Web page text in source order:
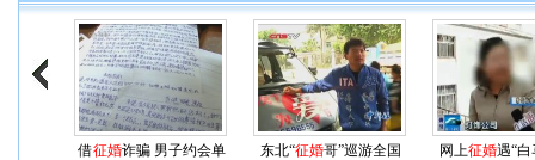
借征婚诈骗 男子约会单
东北“征婚哥”巡游全国
网上征婚遇“白